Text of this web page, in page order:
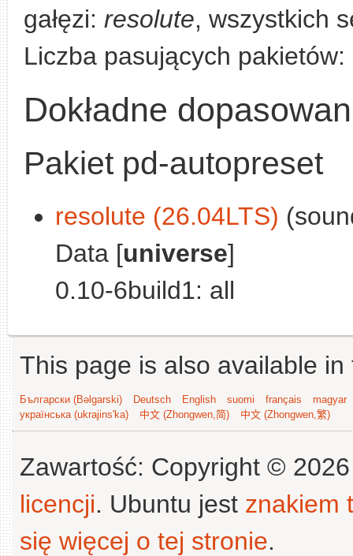
gałęzi: resolute, wszystkich
Liczba pasujących pakietów:
Dokładne
Pakiet pd-autopreset
resolute (26.04LTS)
Data [universe]
0.10-6build1: all
This page is also available
Български (Bəlgarski) Deutsch English suomi français
magyar
українська (ukrajins'ka)
中文 (Zhongwen,简) 中文 (Zhongwen,繁)
Zawartość: Copyright ©
licencji. Ubuntu jest znakiem
się więcej o tej stronie.